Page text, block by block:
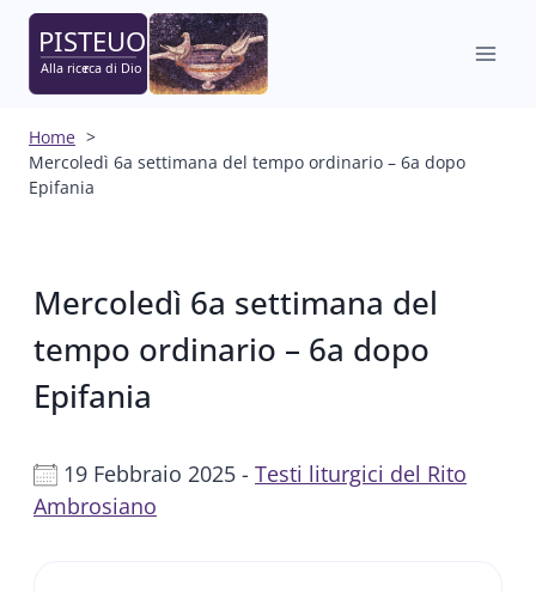
Salta
contenuto
Home
Mercoledì 6a settimana del tempo ordinario – 6a dopo
Epifania
Mercoledì 6a settimana del
tempo ordinario – 6a dopo
Epifania
19 Febbraio 2025 - Testi liturgici del Rito
Ambrosiano